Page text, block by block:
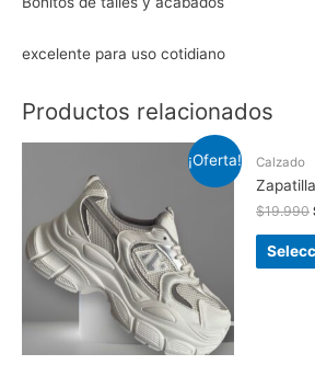
excelente para uso cotidiano
Productos relacionados
¡Oferta! Calzado
$19.990